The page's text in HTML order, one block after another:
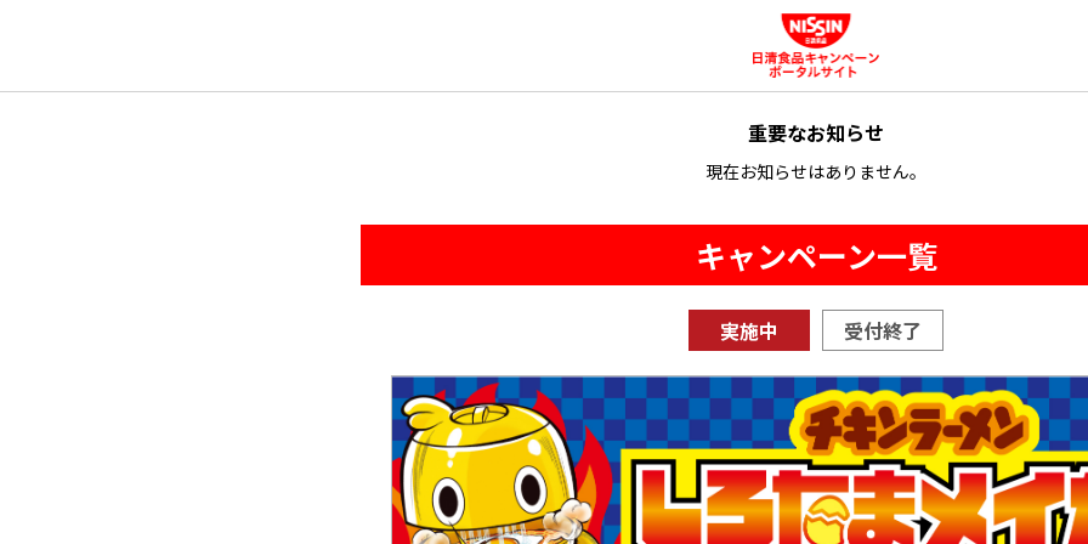
重要なお知らせ
現在お知らせはありません。
キャンペーン一覧
実施中 受付終了